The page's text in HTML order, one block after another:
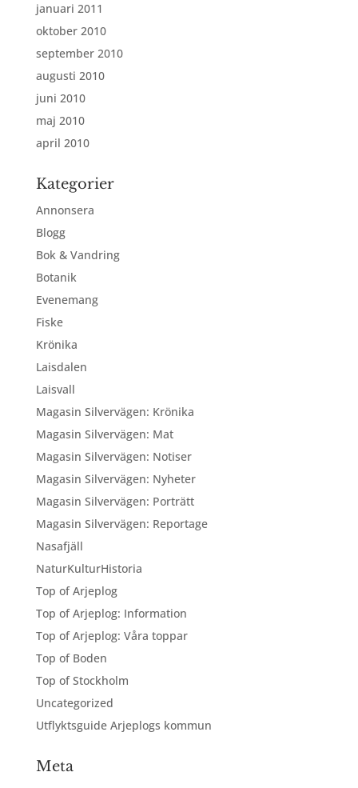
januari 2011
oktober 2010
september 2010
augusti 2010
juni 2010
maj 2010
april 2010
Kategorier
Annonsera
Blogg
Bok & Vandring
Botanik
Evenemang
Fiske
Krönika
Laisdalen
Laisvall
Magasin Silvervägen: Krönika
Magasin Silvervägen: Mat
Magasin Silvervägen: Notiser
Magasin Silvervägen: Nyheter
Magasin Silvervägen: Porträtt
Magasin Silvervägen: Reportage
Nasafjäll
NaturKulturHistoria
Top of Arjeplog
Top of Arjeplog: Information
Top of Arjeplog: Våra toppar
Top of Boden
Top of Stockholm
Uncategorized
Utflyktsguide Arjeplogs kommun
Meta